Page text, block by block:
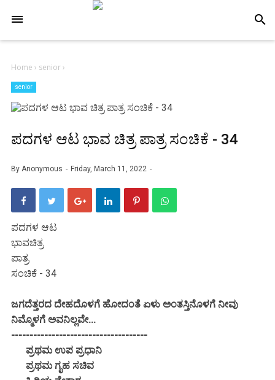
search
Home › senior›
senior
ಪದಗಳ ಆಟ ಭಾವ ಚಿತ್ರ ಪಾತ್ರ ಸಂಚಿಕೆ - 34
By Anonymous Friday, March 11, 2022
ಪದಗಳ ಆಟ
ಭಾವಚಿತ್ರ
ಪಾತ್ರ
ಸಂಚಿಕೆ - 34
ಜಗದೆತ್ತರದ ದೇಹದೊಳಗೆ ಹೋದಂತೆ ಏಳು ಅಂತಸ್ತಿನೊಳಗೆ ನೀವು
ನಿಮ್ಮೊಳಗೆ ಅವನಿಲ್ಲವೇ...
-------------------------------------
ಪ್ರಥಮ ಉಪ ಪ್ರಧಾನಿ
ಪ್ರಥಮ ಗೃಹ ಸಚಿವ